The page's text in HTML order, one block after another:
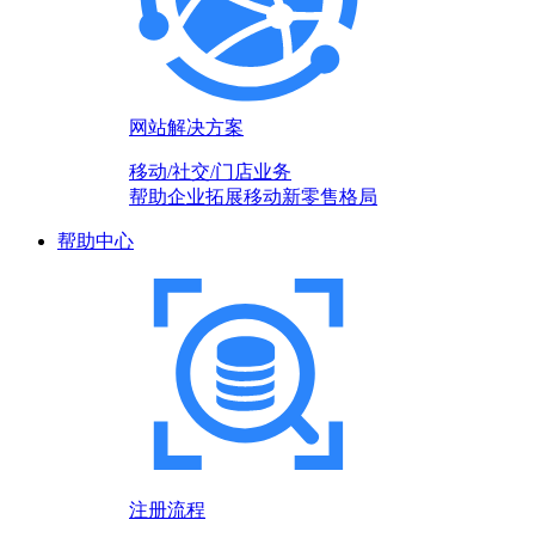
网站解决方案
移动/社交/门店业务
帮助企业拓展移动新零售格局
帮助中心
注册流程